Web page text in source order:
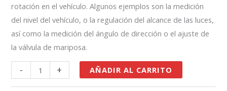
rotación en el vehículo. Algunos ejemplos son la medición
del nivel del vehículo, o la regulación del alcance de las luces,
así como la medición del ángulo de dirección o el ajuste de
la válvula de mariposa.
- + AÑADIR AL CARRITO